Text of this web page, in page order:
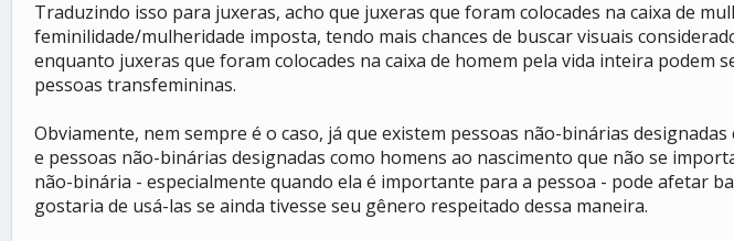
Traduzindo isso para juxeras, acho que juxeras que foram colocades na caixa de
feminilidade/mulheridade imposta, tendo mais chances de buscar visuais
enquanto juxeras que foram colocades na caixa de homem pela vida inteira
pessoas transfemininas.
Obviamente, nem sempre é o caso, já que existem pessoas não-binárias
e pessoas não-binárias designadas como homens ao nascimento que não se
não-binária - especialmente quando ela é importante para a pessoa - pode afetar
gostaria de usá-las se ainda tivesse seu gênero respeitado dessa maneira.